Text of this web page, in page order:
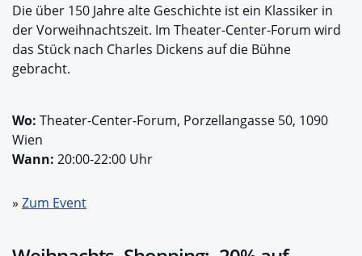
Die über 150 Jahre alte Geschichte ist ein Klassiker in
der Vorweihnachtszeit. Im Theater-Center-Forum wird
das Stück nach Charles Dickens auf die Bühne
gebracht.
Wo: Theater-Center-Forum, Porzellangasse 50, 1090
Wien
Wann: 20:00-22:00 Uhr
» Zum Event